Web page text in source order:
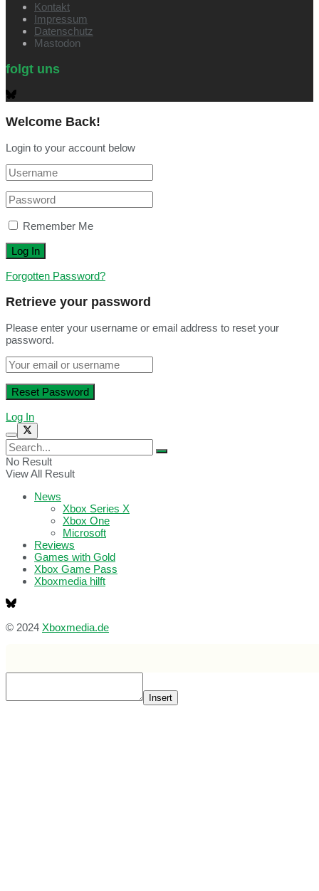
Kontakt
Impressum
Datenschutz
Mastodon
folgt uns
Welcome Back!
Login to your account below
Remember Me
Forgotten Password?
Retrieve your password
Please enter your username or email address to reset your
password.
Log In
No Result
View All Result
News
Xbox Series X
Xbox One
Microsoft
Reviews
Games with Gold
Xbox Game Pass
Xboxmedia hilft
© 2024 Xboxmedia.de
Insert